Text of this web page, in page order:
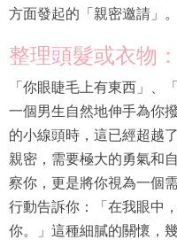
方面發起的「親密邀請」。
整理頭髮或衣物
「你眼睫毛上有東西」、
一個男生自然地伸手為你
的小線頭時，這已經超越
親密，需要極大的勇氣和
察你，更是將你視為一個
行動告訴你：「在我眼中
你。」這種細膩的關懷，